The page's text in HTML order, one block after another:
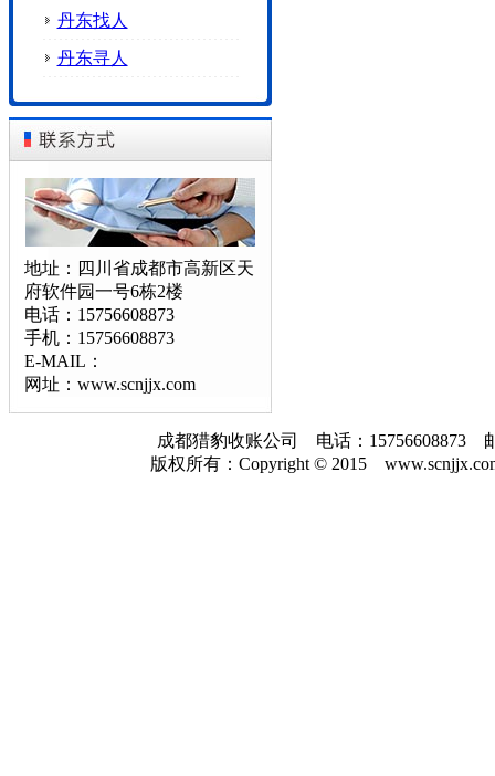
丹东找人
丹东寻人
地址：四川省成都市高新区天
府软件园一号6栋2楼
电话：15756608873
手机：15756608873
E-MAIL：
网址：www.scnjjx.com
成都猎豹收账公司 电话：15756608873
版权所有：Copyright © 2015